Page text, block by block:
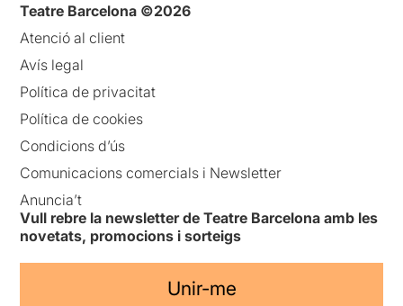
Teatre Barcelona ©2026
Atenció al client
Avís legal
Política de privacitat
Política de cookies
Condicions d’ús
Comunicacions comercials i Newsletter
Anuncia’t
Vull rebre la newsletter de Teatre Barcelona amb les
novetats, promocions i sorteigs
Unir-me